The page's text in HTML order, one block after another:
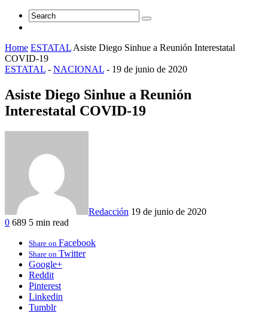
Home ESTATAL Asiste Diego Sinhue a Reunión Interestatal
COVID-19
ESTATAL - NACIONAL - 19 de junio de 2020
Asiste Diego Sinhue a Reunión
Interestatal COVID-19
Redacción 19 de junio de 2020
0 689 5 min read
Share on Facebook
Share on Twitter
Google+
Reddit
Pinterest
Linkedin
Tumblr